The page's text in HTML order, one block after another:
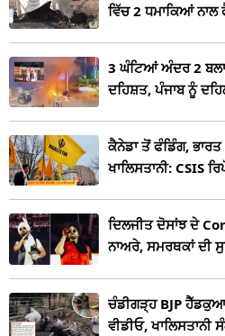
ਵਿੱਚ 2 ਧਮਾਕਿਆਂ ਨਾਲ
3 ਘੰਟਿਆਂ ਅੰਦਰ 2
ਦਹਿਸ਼ਤ, ਪੰਜਾਬ ਨੂੰ
ਕੈਨੇਡਾ ਤੋਂ ਫੰਡਿੰਗ, ਭਾਰਤ
ਖਾਲਿਸਤਾਨੀ: CSIS
ਦਿਲਜੀਤ ਦੋਸਾਂਝ ਦੇ
ਨਾਅਰੇ, ਸਮਰਥਕਾਂ ਦੀ
ਚੰਡੀਗੜ੍ਹ BJP
ਵੀਡੀਓ, ਖਾਲਿਸਤਾਨੀ